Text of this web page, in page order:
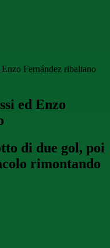
Fernández ribaltano
ed Enzo
di due gol, poi
rimontando